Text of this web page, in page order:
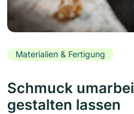
Materialien & Fertigung
Schmuck
gestalten lassen